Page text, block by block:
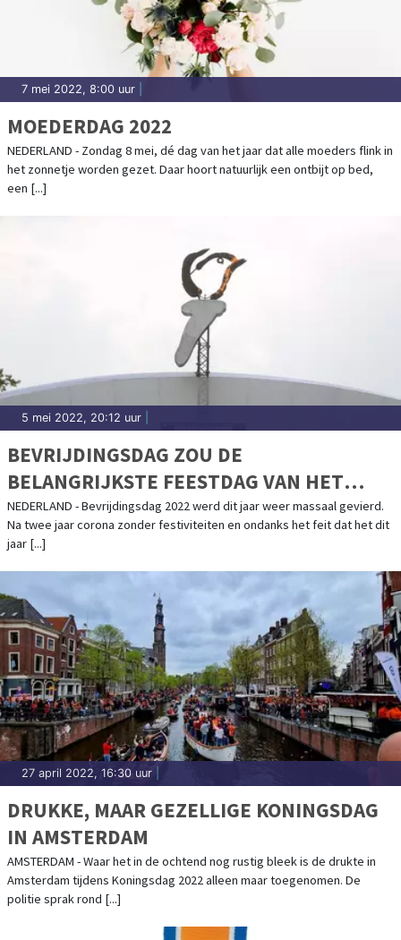
7 mei 2022, 8:00 uur
MOEDERDAG 2022
NEDERLAND - Zondag 8 mei, dé dag van het jaar dat alle moeders flink in
het zonnetje worden gezet. Daar hoort natuurlijk een ontbijt op bed,
een [...]
5 mei 2022, 20:12 uur
BEVRIJDINGSDAG ZOU DE
BELANGRIJKSTE FEESTDAG VAN HET
JAAR MOETEN ZIJN
NEDERLAND - Bevrijdingsdag 2022 werd dit jaar weer massaal gevierd.
Na twee jaar corona zonder festiviteiten en ondanks het feit dat het dit
jaar [...]
27 april 2022, 16:30 uur
DRUKKE, MAAR GEZELLIGE KONINGSDAG
IN AMSTERDAM
AMSTERDAM - Waar het in de ochtend nog rustig bleek is de drukte in
Amsterdam tijdens Koningsdag 2022 alleen maar toegenomen. De
politie sprak rond [...]